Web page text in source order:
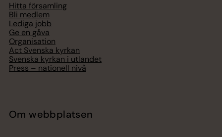
Hitta församling
Bli medlem
Lediga jobb
Ge en gåva
Organisation
Act Svenska kyrkan
Svenska kyrkan i utlandet
Press – nationell nivå
Om webbplatsen